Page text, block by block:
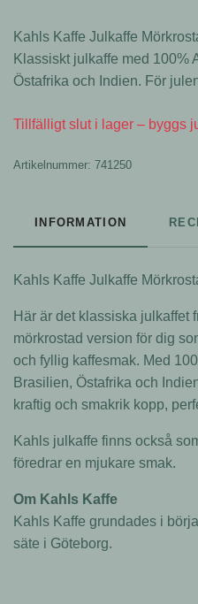
Kahls Kaffe Julkaffe
Klassiskt julkaffe med 100%
Östafrika och Indien. För
Tillfälligt slut i lager – byggs
Artikelnummer: 741250
INFORMATION
Kahls Kaffe Julkaffe
Här är det klassiska julkaffet
mörkrostad version för dig
och fyllig kaffesmak. Med
Brasilien, Östafrika och
kraftig och smakrik kopp,
Kahls julkaffe finns också
föredrar en mjukare smak.
Om Kahls Kaffe
Kahls Kaffe grundades i
säte i Göteborg.